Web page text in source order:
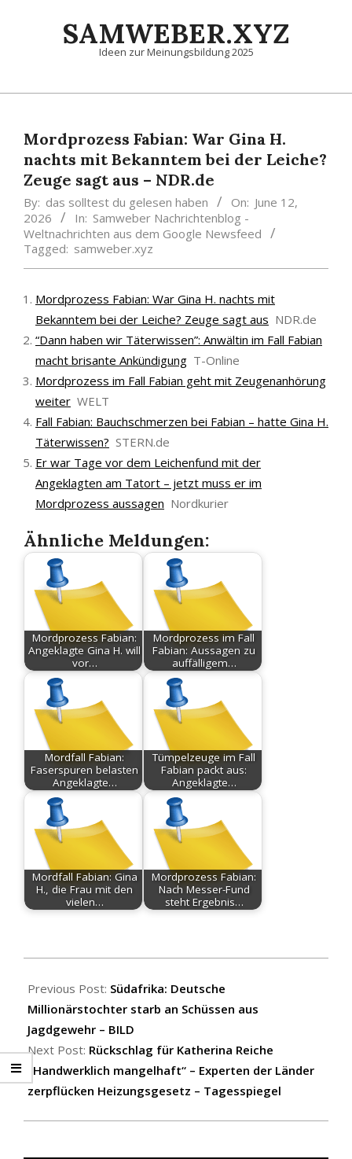
SAMWEBER.XYZ
Ideen zur Meinungsbildung 2025
Primary
MenuMordprozess Fabian: War Gina H.
nachts mit Bekanntem bei der Leiche?
Zeuge sagt aus – NDR.de
By: das solltest du gelesen haben On: June 12,
2026
In: Samweber Nachrichtenblog -
Weltnachrichten aus dem Google Newsfeed
Tagged: samweber.xyz
Mordprozess Fabian: War Gina H. nachts mit
Bekanntem bei der Leiche? Zeuge sagt aus NDR.de
“Dann haben wir Täterwissen”: Anwältin im Fall Fabian
macht brisante Ankündigung T-Online
Mordprozess im Fall Fabian geht mit Zeugenanhörung
weiter WELT
Fall Fabian: Bauchschmerzen bei Fabian – hatte Gina H.
Täterwissen? STERN.de
Er war Tage vor dem Leichenfund mit der
Angeklagten am Tatort – jetzt muss er im
Mordprozess aussagen Nordkurier
Ähnliche Meldungen:
Mordprozess Fabian:
Angeklagte Gina H. will
vor…
Mordprozess im Fall
Fabian: Aussagen zu
auffälligem…
Mordfall Fabian:
Faserspuren belasten
Angeklagte…
Tümpelzeuge im Fall
Fabian packt aus:
Angeklagte…
Mordfall Fabian: Gina
H., die Frau mit den
vielen…
Mordprozess Fabian:
Nach Messer-Fund
steht Ergebnis…
06-
12
Previous Post: Südafrika: Deutsche
Millionärstochter starb an Schüssen aus
Jagdgewehr – BILD
Next Post: Rückschlag für Katherina Reiche
„Handwerklich mangelhaft“ – Experten der Länder
zerpflücken Heizungsgesetz – Tagesspiegel